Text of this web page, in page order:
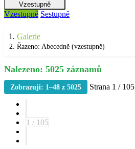
Vzestupně
Vzestupně Sestupně
Galerie
Řazeno: Abecedně (vzestupně)
Nalezeno: 5025 záznamů
Zobrazuji: 1–48 z 5025 Strana 1 / 105
1 / 105